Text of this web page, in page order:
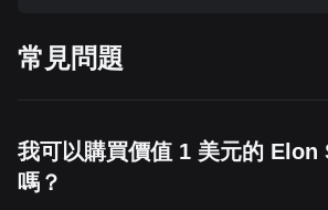
常見問題
我可以購買價值 1 美元的 Elon
嗎？